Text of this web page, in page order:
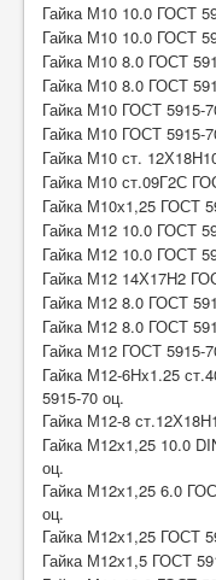
Гайка М10 10.0 ГОСТ
Гайка М10 10.0 ГОСТ
Гайка М10 8.0 ГОСТ
Гайка М10 8.0 ГОСТ
Гайка М10 ГОСТ 5915-
Гайка М10 ГОСТ 5915-
Гайка М10 ст.
Гайка М10 ст.09Г2С
Гайка М10х1,25 ГОСТ
Гайка М12 10.0 ГОСТ
Гайка М12 10.0 ГОСТ
Гайка М12 14Х17Н2
Гайка М12 8.0 ГОСТ
Гайка М12 8.0 ГОСТ
Гайка М12 ГОСТ 5915-
Гайка М12-6Hx1.25
5915-70 оц.
Гайка М12-8
Гайка М12х1,25 10.0
оц.
Гайка М12х1,25 6.0
оц.
Гайка М12х1,25 ГОСТ
Гайка М12х1,5 ГОСТ